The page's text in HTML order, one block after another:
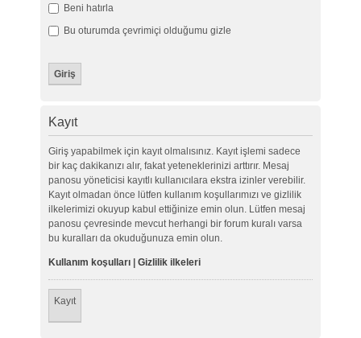
Beni hatırla
Bu oturumda çevrimiçi olduğumu gizle
Kayıt
Giriş yapabilmek için kayıt olmalısınız. Kayıt işlemi sadece
bir kaç dakikanızı alır, fakat yeteneklerinizi arttırır. Mesaj
panosu yöneticisi kayıtlı kullanıcılara ekstra izinler verebilir.
Kayıt olmadan önce lütfen kullanım koşullarımızı ve gizlilik
ilkelerimizi okuyup kabul ettiğinize emin olun. Lütfen mesaj
panosu çevresinde mevcut herhangi bir forum kuralı varsa
bu kuralları da okuduğunuza emin olun.
Kullanım koşulları| Gizlilik ilkeleri
Kayıt